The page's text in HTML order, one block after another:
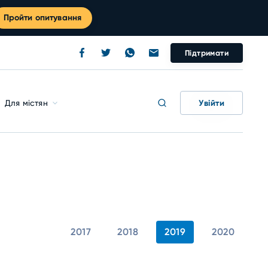
Пройти опитування
Підтримати
Для містян Увійти
2017 2018 2019 2020